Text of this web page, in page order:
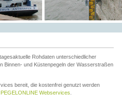
tagesaktuelle Rohdaten unterschiedlicher
Binnen- und Küstenpegeln der Wasserstraßen
bereit, die kostenfrei genutzt werden
PEGELONLINE Webservices